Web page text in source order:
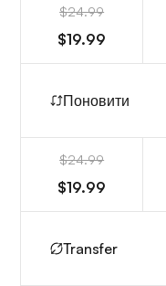
$24.99
$19.99
Поновити
$24.99
$19.99
Transfer